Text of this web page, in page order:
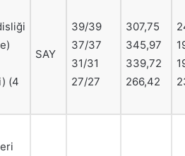
(4
SAY
39/39
37/37
31/31
27/27
307,75
345,97
339,72
266,42